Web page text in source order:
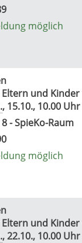
möglich
und Kinder
, 15.10., 10.00 Uhr
- SpieKo-Raum
möglich
und Kinder
, 22.10., 10.00 Uhr